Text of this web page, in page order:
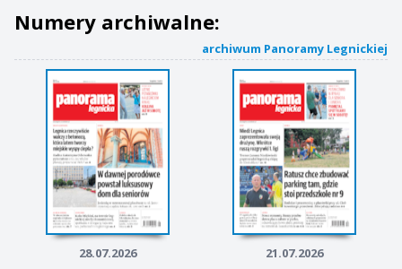
Numery archiwalne:
archiwum Panoramy Legnickiej
28.07.2026 21.07.2026